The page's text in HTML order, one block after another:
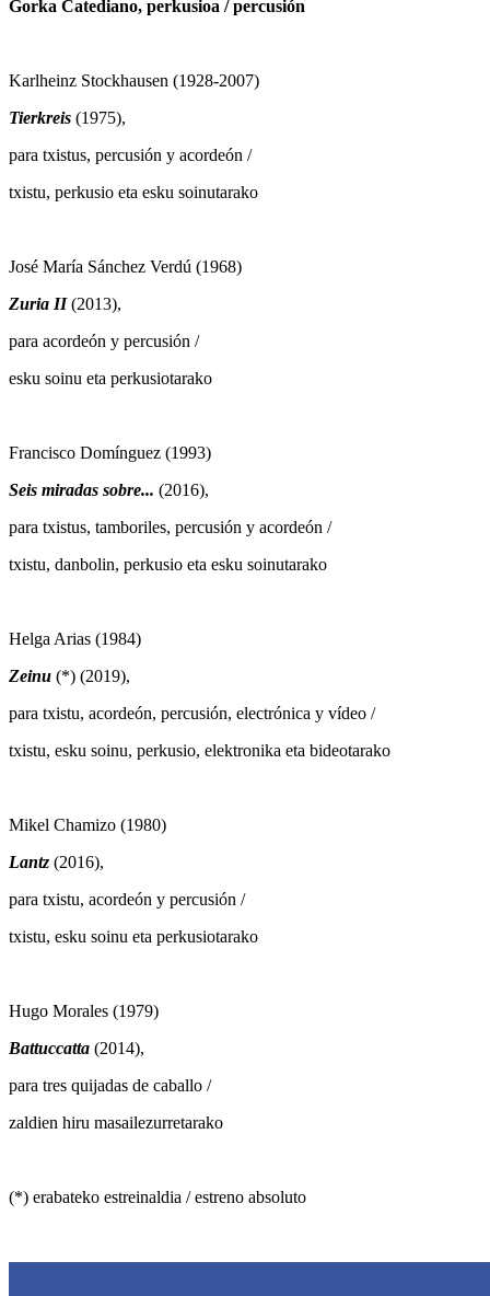
Gorka Catediano, perkusioa /percusión
Karlheinz Stockhausen (1928-2007)
Tierkreis (1975),
para txistus, percusión y acordeón /
txistu, perkusio eta esku soinutarako
José María Sánchez Verdú (1968)
Zuria II (2013),
para acordeón y percusión /
esku soinu eta perkusiotarako
Francisco Domínguez (1993)
Seis miradas sobre... (2016),
para txistus, tamboriles, percusión y acordeón /
txistu, danbolin, perkusio eta esku soinutarako
Helga Arias (1984)
Zeinu (*) (2019),
para txistu, acordeón, percusión, electrónica y vídeo /
txistu, esku soinu, perkusio, elektronika eta bideotarako
Mikel Chamizo (1980)
Lantz (2016),
para txistu, acordeón y percusión /
txistu, esku soinu eta perkusiotarako
Hugo Morales (1979)
Battuccatta (2014),
para tres quijadas de caballo /
zaldien hiru masailezurretarako
(*) erabateko estreinaldia / estreno absoluto